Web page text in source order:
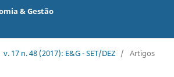
& Gestão
v. 17 n. 48 (2017): E&G - SET/DEZ / Artigos